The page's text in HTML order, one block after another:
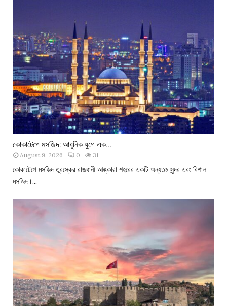
কোকাটেপে মসজিদ: আধুনিক যুগে এক...
August 9, 2026 0 31
কোকাটেপে মসজিদ তুরস্কের রাজধানী আঙ্কারা শহরের একটি অন্যতম সুন্দর এবং বিশাল
মসজিদ।...